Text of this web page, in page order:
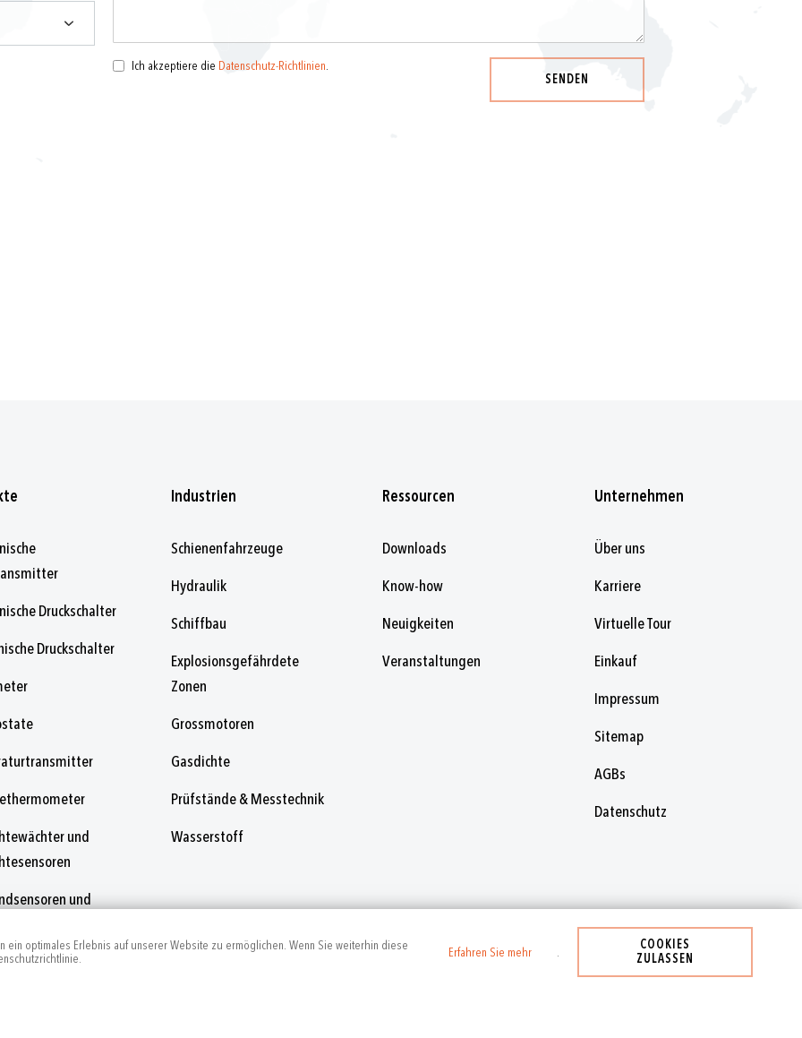
optimales Erlebnis auf unserer Website zu ermöglichen. Wenn Sie weiterhin diese Erfahren Sie mehr .
COOKIES
ZULASSEN
Ich akzeptiere die Datenschutz-Richtlinien.
SENDEN
Druckschalter
Druckschalter
und
und
Industrien
Schienenfahrzeuge
Hydraulik
Schiffbau
Explosionsgefährdete
Zonen
Grossmotoren
Gasdichte
Prüfstände & Messtechnik
Wasserstoff
Ressourcen
Downloads
Know-how
Neuigkeiten
Veranstaltungen
Unternehmen
Über uns
Karriere
Virtuelle Tour
Einkauf
Impressum
Sitemap
AGBs
Datenschutz